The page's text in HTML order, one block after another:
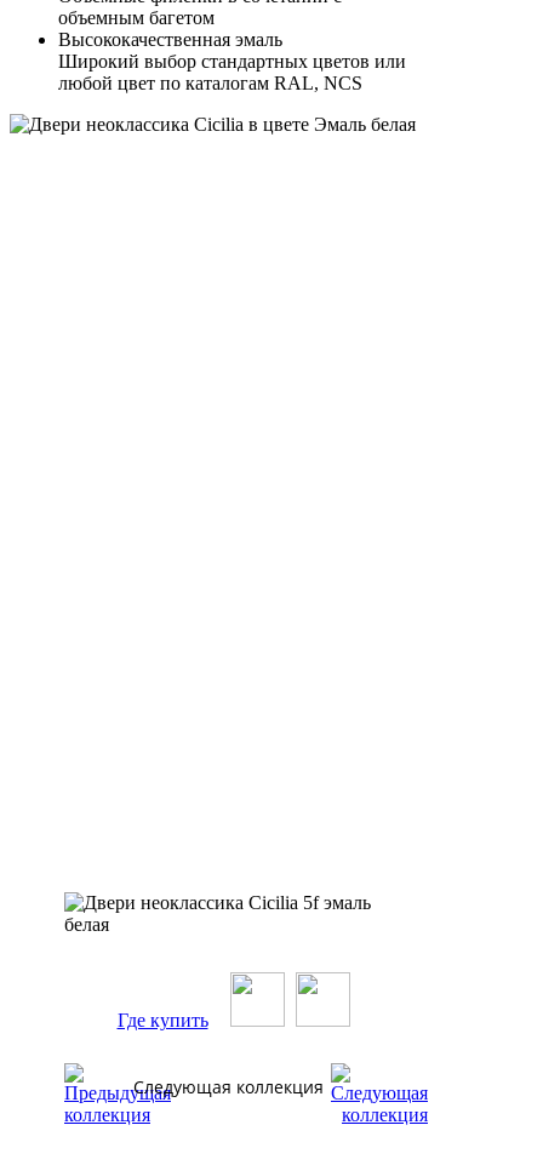
объемным багетом
Высококачественная эмаль
Широкий выбор стандартных цветов или
любой цвет по каталогам RAL, NCS
Где купить
Следующая коллекция